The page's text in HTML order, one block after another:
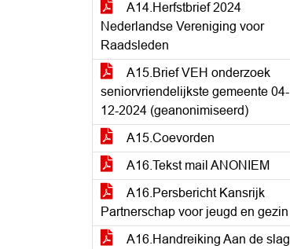
A14.Herfstbrief 2024
Nederlandse Vereniging voor
Raadsleden
A15.Brief VEH onderzoek
seniorvriendelijkste gemeente 04-
12-2024 (geanonimiseerd)
A15.Coevorden
A16.Tekst mail ANONIEM
A16.Persbericht Kansrijk
Partnerschap voor jeugd en gezin
A16.Handreiking Aan de slag